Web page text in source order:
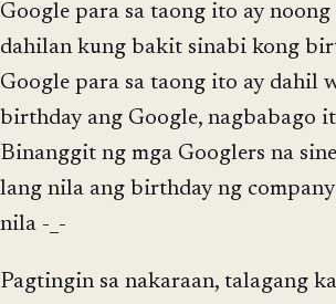
Google para sa taong ito ay noong
dahilan kung bakit sinabi kong
Google para sa taong ito ay dahil
birthday ang Google, nagbabago
Binanggit ng mga Googlers na
lang nila ang birthday ng
nila -_-
Pagtingin sa nakaraan, talagang